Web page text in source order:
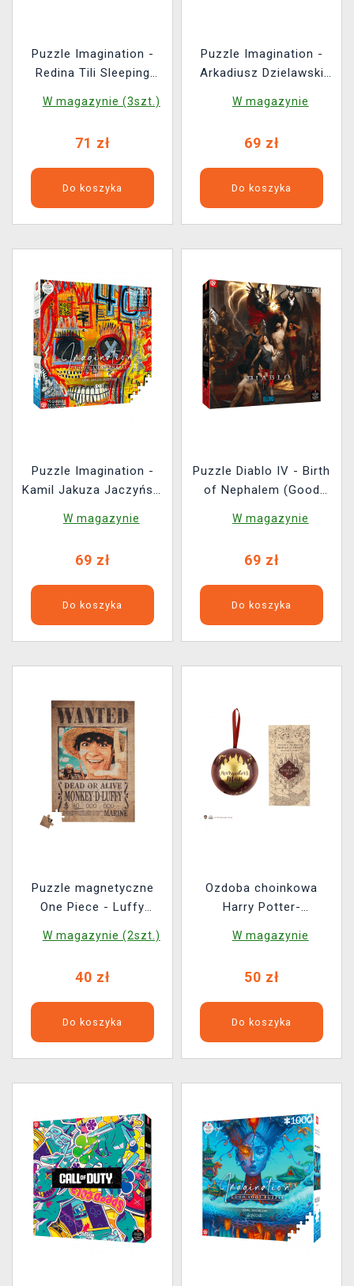
Puzzle Imagination -
Redina Tili Sleeping
W magazynie (3szt.)
71 zł
Do koszyka
Puzzle Imagination -
Arkadiusz Dzielawski
W magazynie
69 zł
Do koszyka
Puzzle Imagination -
Kamil Jakuza Jaczyński
W magazynie
69 zł
Do koszyka
Puzzle Diablo IV - Birth
of Nephalem (Good
W magazynie
69 zł
Do koszyka
Puzzle magnetyczne
One Piece - Luffy
W magazynie (2szt.)
40 zł
Do koszyka
Ozdoba choinkowa
Harry Potter-
puzzlami)
W magazynie
50 zł
Do koszyka